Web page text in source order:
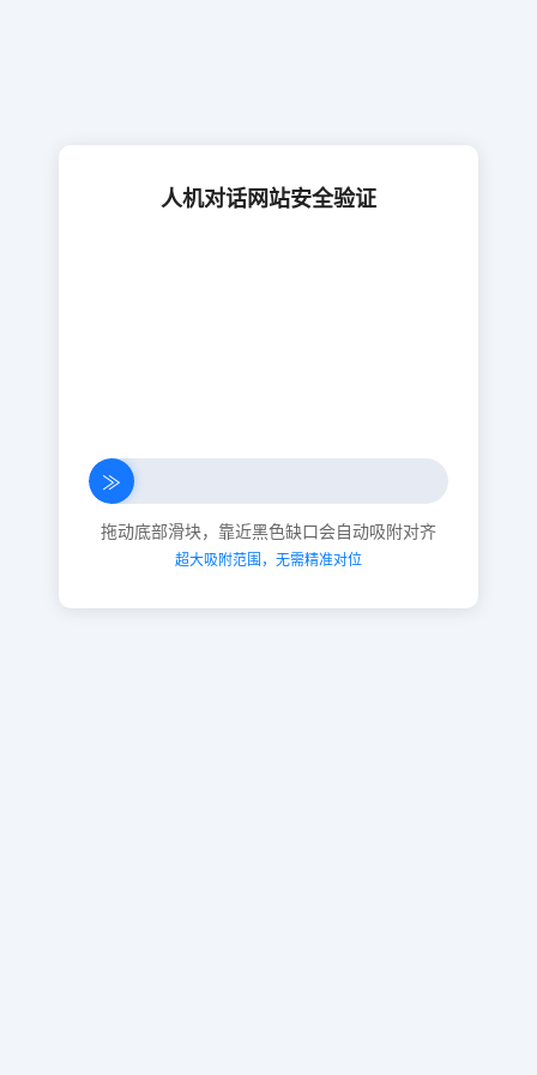
人机对话网站安全验证
≫
拖动底部滑块，靠近黑色缺口会自动吸附对齐
超大吸附范围，无需精准对位